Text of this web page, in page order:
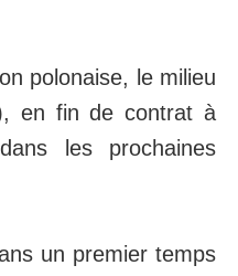
polonaise, le milieu
en fin de contrat à
les prochaines
un premier temps